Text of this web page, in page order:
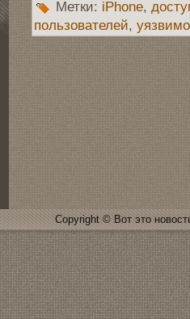
Метки: iPhone,
пользователей,
Copyright © Вот это